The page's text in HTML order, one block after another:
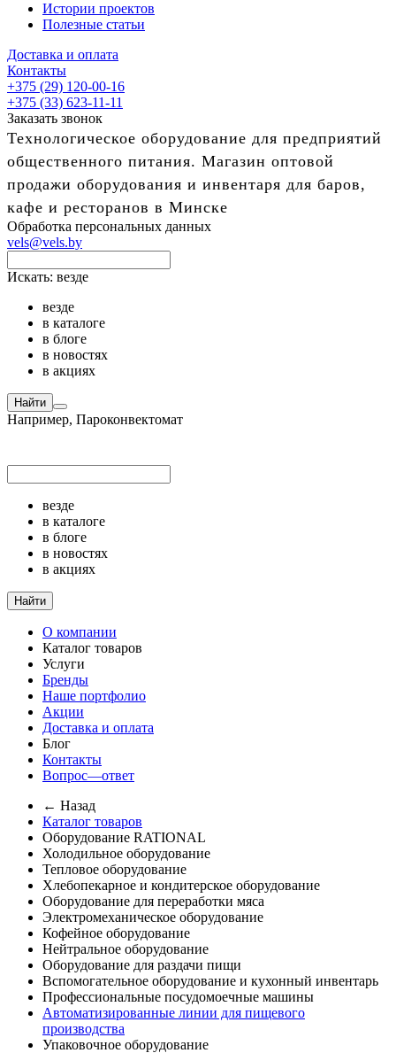
Истории проектов
Полезные статьи
Доставка и оплата
Контакты
+375 (29) 120-00-16
+375 (33) 623-11-11
Заказать звонок
Технологическое оборудование для предприятий
общественного питания. Магазин оптовой
продажи оборудования и инвентаря для баров,
кафе и ресторанов в Минске
Обработка персональных данных
vels@vels.by
Искать: везде
везде
в каталоге
в блоге
в новостях
в акциях
Найти
Например, Пароконвектомат
везде
в каталоге
в блоге
в новостях
в акциях
Найти
О компании
Каталог товаров
Услуги
Бренды
Наше портфолио
Акции
Доставка и оплата
Блог
Контакты
Вопрос—ответ
← Назад
Каталог товаров
Оборудование RATIONAL
Холодильное оборудование
Тепловое оборудование
Хлебопекарное и кондитерское оборудование
Оборудование для переработки мяса
Электромеханическое оборудование
Кофейное оборудование
Нейтральное оборудование
Оборудование для раздачи пищи
Вспомогательное оборудование и кухонный инвентарь
Профессиональные посудомоечные машины
Автоматизированные линии для пищевого
производства
Упаковочное оборудование